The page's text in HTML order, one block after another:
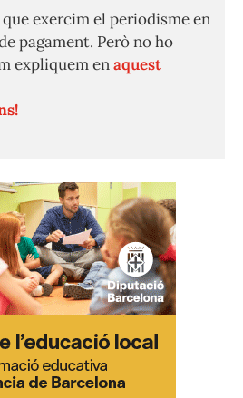
exercim el periodisme en
pagament. Però no ho
expliquem enaquest